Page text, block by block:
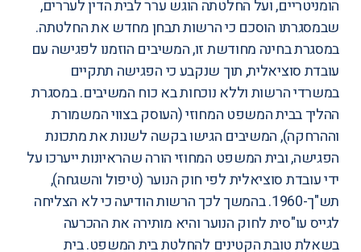
הומניטריים, ועל החלטתה הוגש ערר לבית הדין לעררים,
שבמסגרתו הוסכם כי הרשות תבחן מחדש את החלטתה.
במסגרת בחינה מחודשת זו, המשיבים הוזמנו לפגישה עם
עובדת סוציאלית, תוך שנקבע כי הפגישה תתקיים
במשרדי הרשות וללא נוכחות בא כוח המשיבים. במסגרת
ההליך בבית המשפט המחוזי (העוסק בצווי המשמורת
וההרחקה), המשיבים הגישו בקשה לשנות את מתכונת
הפגישה, ובית המשפט המחוזי הורהשהראיונות ייערכו על
ידי עובדת סוציאלית לפי חוק הנוער (טיפול והשגחה),
תש"ך-1960. בהמשך לכך הרשות הודיעה כי לא הצליחה
לגייס עו"סית לחוק הנוער והיא מותירה את ההכרעה
בשאלת טובת הקטינים להחלטת בית המשפט. בית